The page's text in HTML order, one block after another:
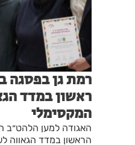
רמת גן בפסגה
ראשון במדד
המקסימלי
האגודה למען הלהט״ב